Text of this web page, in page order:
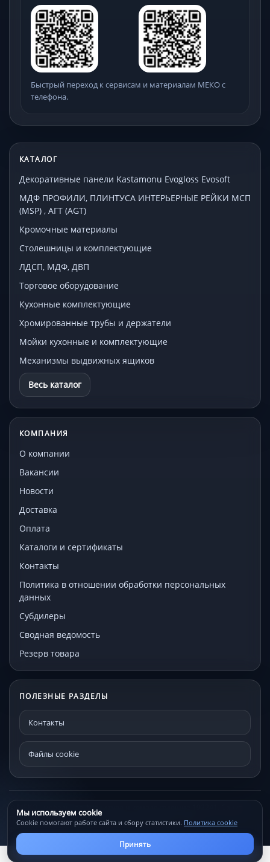
Мы используем cookie
Cookie помогают работе сайта и сбору статистики. Политика cookie
Принять
Быстрый переход к сервисам и материалам МЕКО с
телефона.
КАТАЛОГ
Декоративные панели Kastamonu Evogloss Evosoft
МДФ ПРОФИЛИ, ПЛИНТУСА ИНТЕРЬЕРНЫЕ РЕЙКИ МСП
(MSP) , АГТ (AGT)
Кромочные материалы
Столешницы и комплектующие
ЛДСП, МДФ, ДВП
Торговое оборудование
Кухонные комплектующие
Хромированные трубы и держатели
Мойки кухонные и комплектующие
Механизмы выдвижных ящиков
Весь каталог
КОМПАНИЯ
О компании
Вакансии
Новости
Доставка
Оплата
Каталоги и сертификаты
Контакты
Политика в отношении обработки персональных
данных
Субдилеры
Сводная ведомость
Резерв товара
ПОЛЕЗНЫЕ РАЗДЕЛЫ
Контакты
Файлы cookie
© МЕКО - мебельная фурнитура и комплектующие 192241, Санкт-
Петербург, Проспект Александровской фермы, д. 29С
Контакты